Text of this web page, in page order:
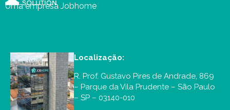
Uma empresa Jobhome
Localização:
R. Prof. Gustavo Pires de Andrade, 869
– Parque da Vila Prudente – São Paulo
– SP – 03140-010